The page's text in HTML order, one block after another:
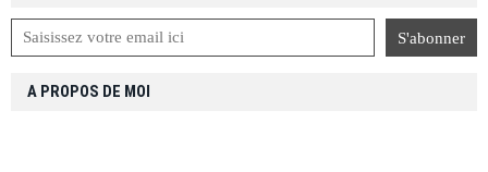
A PROPOS DE MOI